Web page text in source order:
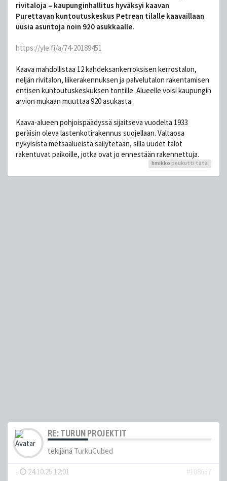
rivitaloja – kaupunginhallitus hyväksyi kaavan
Purettavan kuntoutuskeskus Petrean tilalle kaavaillaan
uusia asuntoja noin 920 asukkaalle.
https://yle.fi/a/74-20189451
Kaava mahdollistaa 12 kahdeksankerroksisen kerrostalon,
neljän rivitalon, liikerakennuksen ja palvelutalon rakentamisen
entisen kuntoutuskeskuksen tontille. Alueelle voisi kaupungin
arvion mukaan muuttaa 920 asukasta.
Kaava-alueen pohjoispäädyssä sijaitseva vuodelta 1933
peräisin oleva lastenkotirakennus suojellaan. Valtaosa
nykyisistä metsäalueista säilytetään, sillä uudet talot
rakentuvat paikoille, jotka ovat jo ennestään rakennettuja.
hmikko peukutti tätä
RE: TURUN PROJEKTIT
tekijänä TurkuCubed
- 24.10.25 12:01
#108657